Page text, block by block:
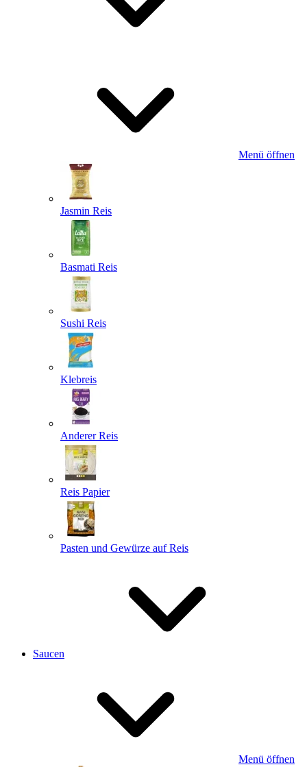
Menü öffnen
Jasmin Reis
Basmati Reis
Sushi Reis
Klebreis
Anderer Reis
Reis Papier
Pasten und Gewürze auf Reis
Saucen
Menü öffnen